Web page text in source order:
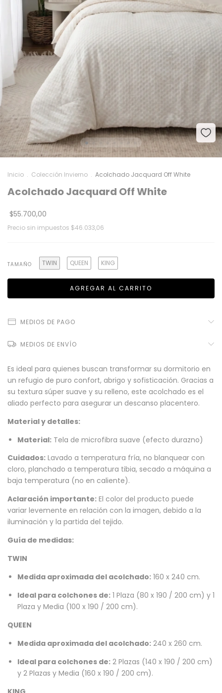
Inicio . Colección Invierno . Acolchado Jacquard Off White
Acolchado Jacquard Off White
$55.700,00
Precio sin impuestos $46.033,06
TAMAÑO TWIN QUEEN KING
MEDIOS DE PAGO
MEDIOS DE ENVÍO
Es ideal para quienes buscan transformar su dormitorio en
un refugio de puro confort, abrigo y sofisticación. Gracias a
su textura súper suave y su relleno, este acolchado es el
aliado perfecto para asegurar un descanso placentero.
Material y detalles:
Material: Tela de microfibra suave (efecto durazno)
Cuidados: Lavado a temperatura fría, no blanquear con
cloro, planchado a temperatura tibia, secado a máquina a
baja temperatura (no en caliente).
Aclaración importante: El color del producto puede
variar levemente en relación con la imagen, debido a la
iluminación y la partida del tejido.
Guía de medidas:
TWIN
Medida aproximada del acolchado: 160 x 240 cm.
Ideal para colchones de: 1 Plaza (80 x 190 / 200 cm) y 1
Plaza y Media (100 x 190 / 200 cm).
QUEEN
Medida aproximada del acolchado: 240 x 260 cm.
Ideal para colchones de: 2 Plazas (140 x 190 / 200 cm)
y 2 Plazas y Media (160 x 190 / 200 cm).